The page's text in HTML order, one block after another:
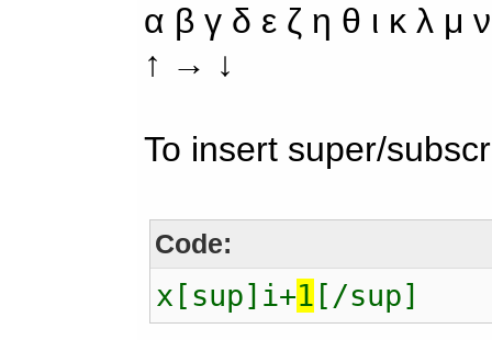
α β γ δ ε ζ η θ ι κ λ
↑ → ↓
To insert super/
Code:
x[sup]i+1 [/sup]